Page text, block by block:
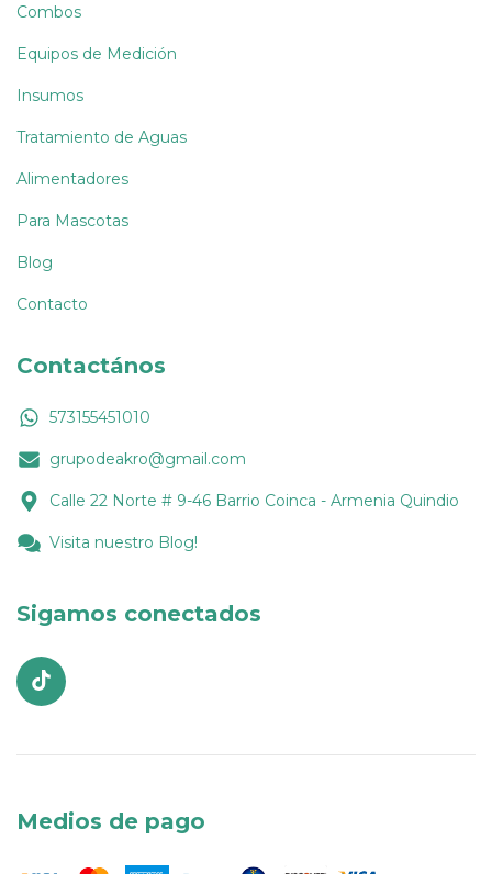
Combos
Equipos de Medición
Insumos
Tratamiento de Aguas
Alimentadores
Para Mascotas
Blog
Contacto
Contactános
573155451010
grupodeakro@gmail.com
Calle 22 Norte # 9-46 Barrio Coinca - Armenia Quindio
Visita nuestro Blog!
Sigamos conectados
Medios de pago